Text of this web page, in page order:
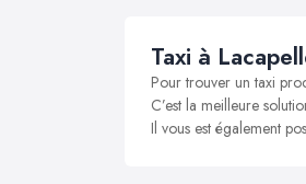
Taxi à
Pour trouver un taxi
C’est la meilleure
Il vous est également